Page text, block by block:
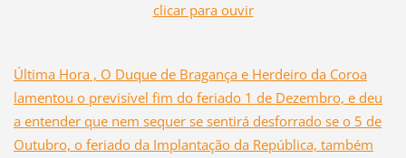
clicar para ouvir
Última Hora, O Duque de Bragança e Herdeiro da Coroa
lamentou o previsível fim do feriado 1 de Dezembro, e deu
a entender que nem sequer se sentirá desforrado se o 5 de
Outubro, o feriado da Implantação da República, também